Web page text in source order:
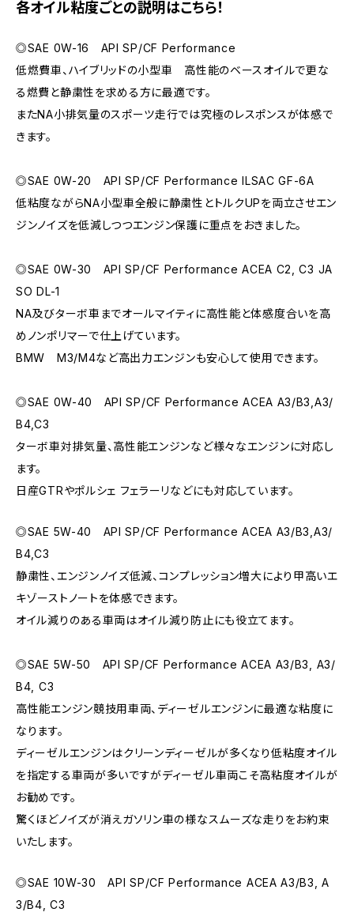
各オイル粘度ごとの説明はこちら！
◎SAE 0W-16 API SP/CF Performance
低燃費車、ハイブリッドの小型車 高性能のベースオイルで更な
る燃費と静粛性を求める方に最適です。
またNA小排気量のスポーツ走行では究極のレスポンスが体感で
きます。
◎SAE 0W-20 API SP/CF Performance ILSAC GF-6A
低粘度ながらNA小型車全般に静粛性とトルクUPを両立させエン
ジンノイズを低減しつつエンジン保護に重点をおきました。
◎SAE 0W-30 API SP/CF Performance ACEA C2, C3 JA
SO DL-1
NA及びターボ車までオールマイティに高性能と体感度合いを高
めノンポリマーで仕上げています。
BMW M3/M4など高出力エンジンも安心して使用できます。
◎SAE 0W-40 API SP/CF Performance ACEA A3/B3,A3/
B4,C3
ターボ車対排気量、高性能エンジンなど様々なエンジンに対応し
ます。
日産GTRやポルシェ フェラーリなどにも対応しています。
◎SAE 5W-40 API SP/CF Performance ACEA A3/B3,A3/
B4,C3
静粛性、エンジンノイズ低減、コンプレッション増大により甲高いエ
キゾーストノートを体感できます。
オイル減りのある車両はオイル減り防止にも役立てます。
◎SAE 5W-50 API SP/CF Performance ACEA A3/B3, A3/
B4, C3
高性能エンジン競技用車両、ディーゼルエンジンに最適な粘度に
なります。
ディーゼルエンジンはクリーンディーゼルが多くなり低粘度オイル
を指定する車両が多いですがディーゼル車両こそ高粘度オイルが
お勧めです。
驚くほどノイズが消えガソリン車の様なスムーズな走りをお約束
いたします。
◎SAE 10W-30 API SP/CF Performance ACEA A3/B3, A
3/B4, C3